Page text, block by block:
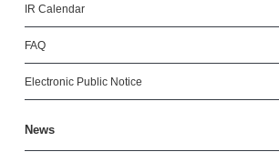
IR Calendar
FAQ
Electronic Public Notice
News